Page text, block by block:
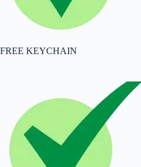
FREE KEYCHAIN